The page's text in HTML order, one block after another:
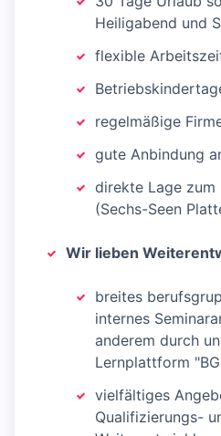
Heiligabend und
flexible
regelmäßige
gute Anbindung
direkte Lage zum
(Sechs-Seen
Wir lieben
breites
internes
anderem durch
Lernplattform
vielfältiges
Qualifizierungs-